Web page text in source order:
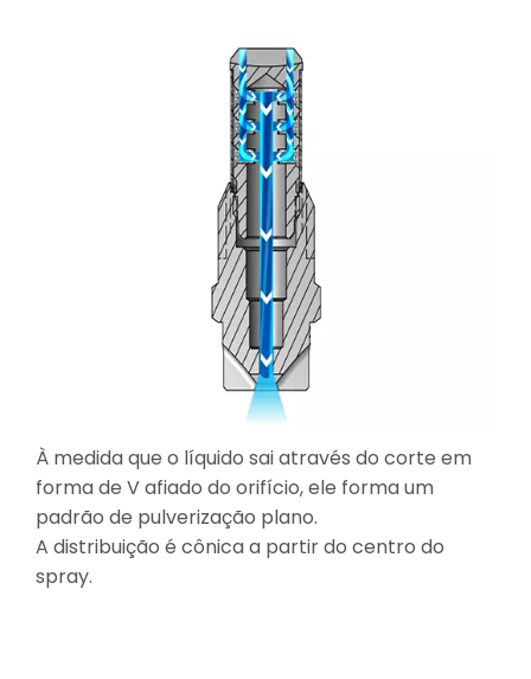
À medida que o líquido sai através do corte em
forma de V afiado do orifício, ele forma um
padrão de pulverização plano.
A distribuição é cônica a partir do centro do
spray.